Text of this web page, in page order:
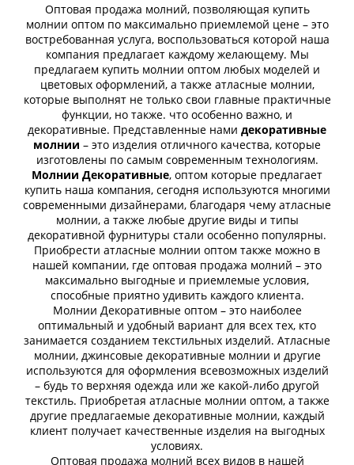
Оптовая продажа молний, позволяющая купить
молнии оптом по максимально приемлемой цене – это
востребованная услуга, воспользоваться которой наша
компания предлагает каждому желающему. Мы
предлагаем купить молнии оптом любых моделей и
цветовых оформлений, а также атласные молнии,
которые выполнят не только свои главные практичные
функции, но также. что особенно важно, и
декоративные. Представленные нами декоративные
молнии – это изделия отличного качества, которые
изготовлены по самым современным технологиям.
Молнии Декоративные, оптом которые предлагает
купить наша компания, сегодня используются многими
современными дизайнерами, благодаря чему атласные
молнии, а также любые другие виды и типы
декоративной фурнитуры стали особенно популярны.
Приобрести атласные молнии оптом также можно в
нашей компании, где оптовая продажа молний – это
максимально выгодные и приемлемые условия,
способные приятно удивить каждого клиента.
Молнии Декоративные оптом – это наиболее
оптимальный и удобный вариант для всех тех, кто
занимается созданием текстильных изделий. Атласные
молнии, джинсовые декоративные молнии и другие
используются для оформления всевозможных изделий
– будь то верхняя одежда или же какой-либо другой
текстиль. Приобретая атласные молнии оптом, а также
другие предлагаемые декоративные молнии, каждый
клиент получает качественные изделия на выгодных
условиях.
Оптовая продажа молний всех видов в нашей